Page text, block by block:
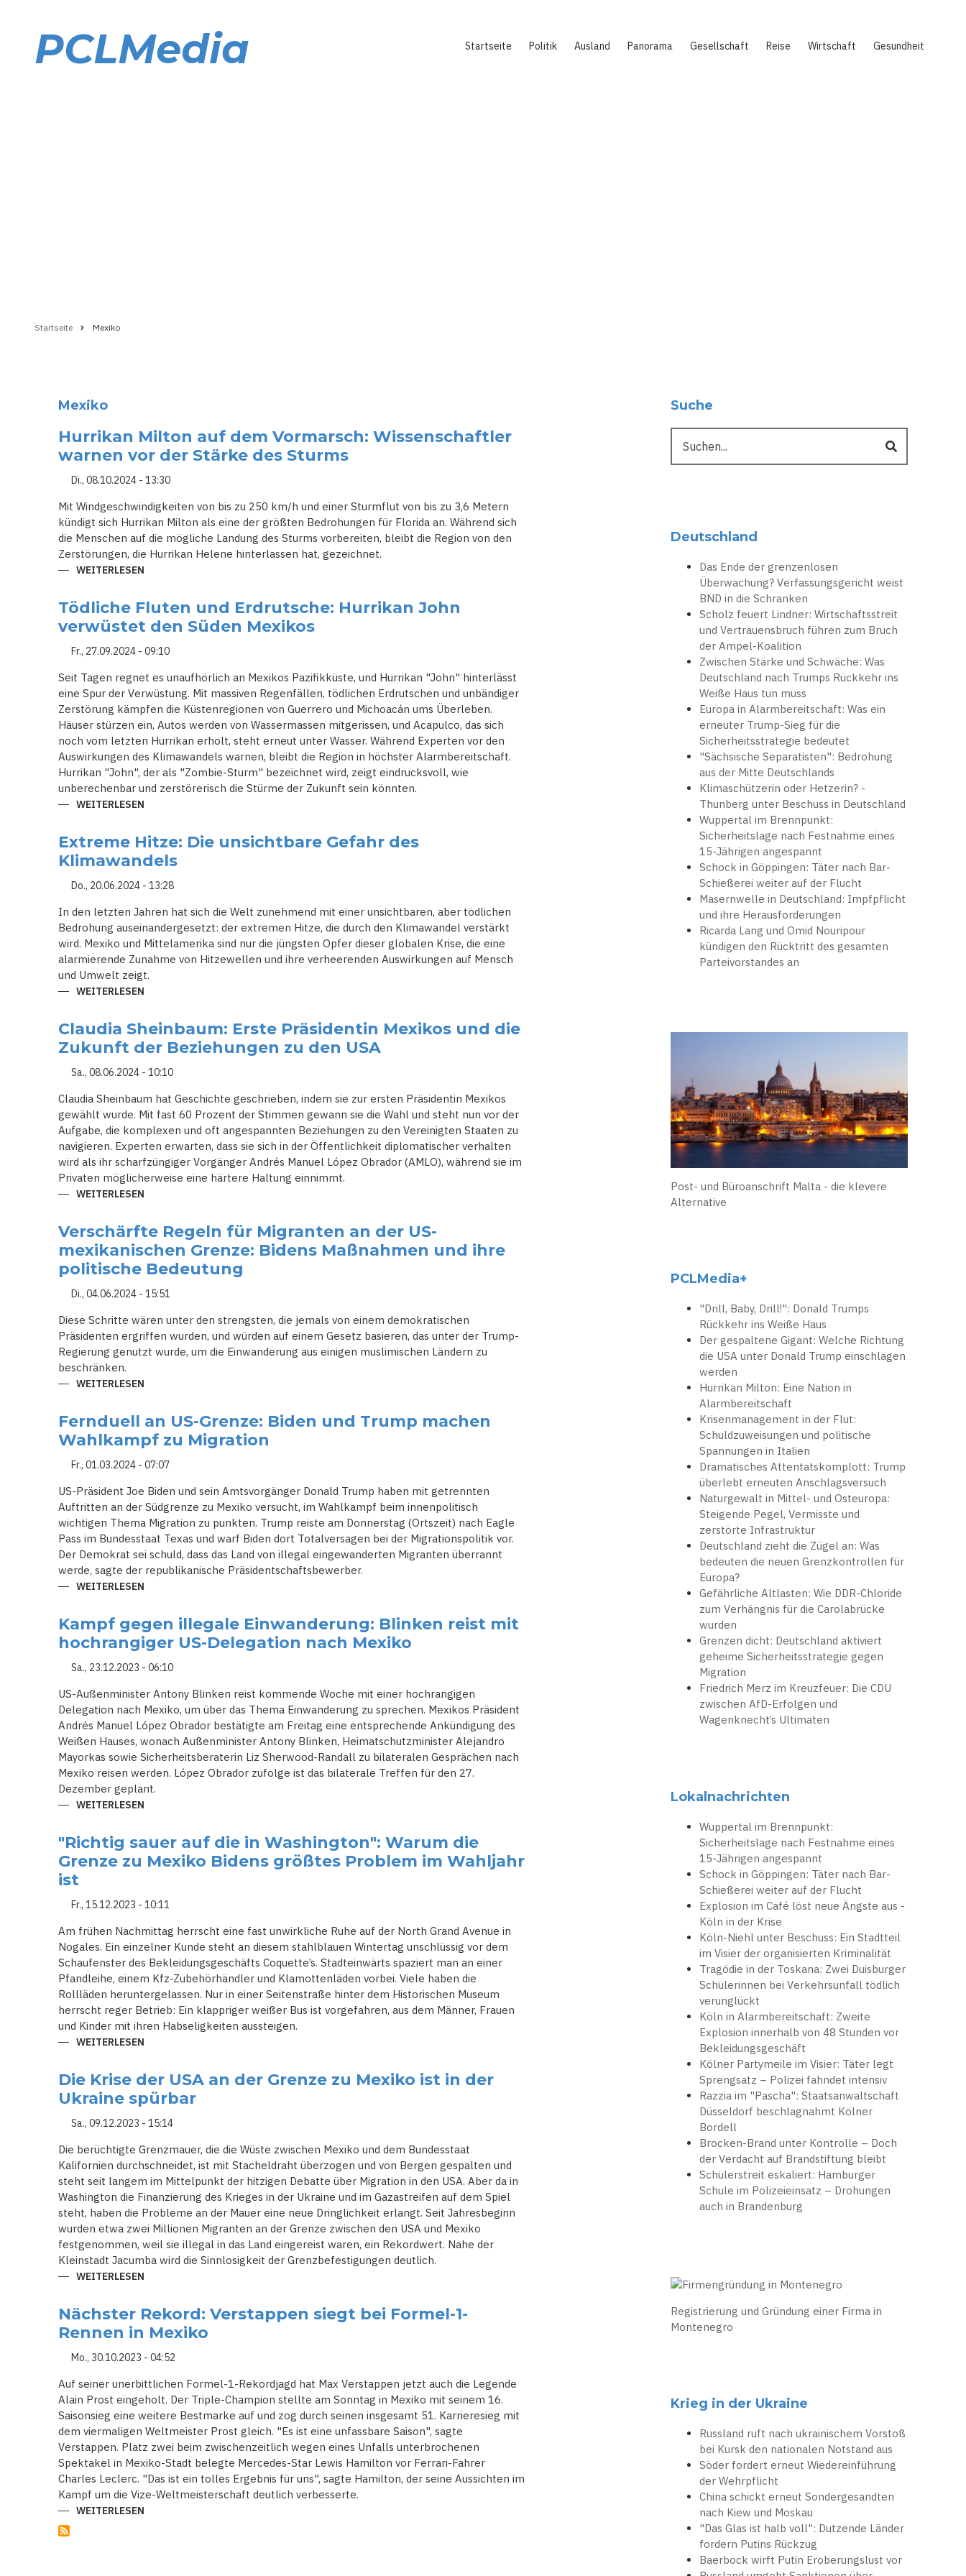
PCLMedia Startseite Politik Ausland Panorama Gesellschaft Reise Wirtschaft Gesundheit
Startseite Mexiko
Mexiko
Hurrikan Milton auf dem Vormarsch: Wissenschaftler
warnen vor der Stärke des Sturms
Di., 08.10.2024 - 13:30
Mit Windgeschwindigkeiten von bis zu 250 km/h und einer Sturmflut von bis zu 3,6 Metern
kündigt sich Hurrikan Milton als eine der größten Bedrohungen für Florida an. Während sich
die Menschen auf die mögliche Landung des Sturms vorbereiten, bleibt die Region von den
Zerstörungen, die Hurrikan Helene hinterlassen hat, gezeichnet.
WEITERLESEN
AUF
DEM
VORMARSCH:
WISSENSCHAFTLER
VOR
DES
STURMS
Tödliche Fluten und Erdrutsche: Hurrikan John
verwüstet den Süden Mexikos
Fr., 27.09.2024 - 09:10
Seit Tagen regnet es unaufhörlich an Mexikos Pazifikküste, und Hurrikan "John" hinterlässt
eine Spur der Verwüstung. Mit massiven Regenfällen, tödlichen Erdrutschen und unbändiger
Zerstörung kämpfen die Küstenregionen von Guerrero und Michoacán ums Überleben.
Häuser stürzen ein, Autos werden von Wassermassen mitgerissen, und Acapulco, das sich
noch vom letzten Hurrikan erholt, steht erneut unter Wasser. Während Experten vor den
Auswirkungen des Klimawandels warnen, bleibt die Region in höchster Alarmbereitschaft.
Hurrikan "John", der als "Zombie-Sturm" bezeichnet wird, zeigt eindrucksvoll, wie
unberechenbar und zerstörerisch die Stürme der Zukunft sein könnten.
WEITERLESEN
UND
ERDRUTSCHE:
HURRIKAN
JOHN
DEN
MEXIKOS
Extreme Hitze: Die unsichtbare Gefahr des
Klimawandels
Do., 20.06.2024 - 13:28
In den letzten Jahren hat sich die Welt zunehmend mit einer unsichtbaren, aber tödlichen
Bedrohung auseinandergesetzt: der extremen Hitze, die durch den Klimawandel verstärkt
wird. Mexiko und Mittelamerika sind nur die jüngsten Opfer dieser globalen Krise, die eine
alarmierende Zunahme von Hitzewellen und ihre verheerenden Auswirkungen auf Mensch
und Umwelt zeigt.
WEITERLESEN
DIE
UNSICHTBARE
GEFAHR
DES
Claudia Sheinbaum: Erste Präsidentin Mexikos und die
Zukunft der Beziehungen zu den USA
Sa., 08.06.2024 - 10:10
Claudia Sheinbaum hat Geschichte geschrieben, indem sie zur ersten Präsidentin Mexikos
gewählt wurde. Mit fast 60 Prozent der Stimmen gewann sie die Wahl und steht nun vor der
Aufgabe, die komplexen und oft angespannten Beziehungen zu den Vereinigten Staaten zu
navigieren. Experten erwarten, dass sie sich in der Öffentlichkeit diplomatischer verhalten
wird als ihr scharfzüngiger Vorgänger Andrés Manuel López Obrador (AMLO), während sie im
Privaten möglicherweise eine härtere Haltung einnimmt.
WEITERLESEN
ERSTE
PRÄSIDENTIN
MEXIKOS
UND
DIE
ZUKUNFT
BEZIEHUNGEN
USA
Verschärfte Regeln für Migranten an der US-
mexikanischen Grenze: Bidens Maßnahmen und ihre
politische Bedeutung
Di., 04.06.2024 - 15:51
Diese Schritte wären unter den strengsten, die jemals von einem demokratischen
Präsidenten ergriffen wurden, und würden auf einem Gesetz basieren, das unter der Trump-
Regierung genutzt wurde, um die Einwanderung aus einigen muslimischen Ländern zu
beschränken.
WEITERLESEN
MIGRANTEN
AN
DER
MEXIKANISCHEN
BIDENS
MASSNAHMEN U
ND I
HRE P
OLITISCHE B
EDEUTUNG
Fernduell an US-Grenze: Biden und Trump machen
Wahlkampf zu Migration
Fr., 01.03.2024 - 07:07
US-Präsident Joe Biden und sein Amtsvorgänger Donald Trump haben mit getrennten
Auftritten an der Südgrenze zu Mexiko versucht, im Wahlkampf beim innenpolitisch
wichtigen Thema Migration zu punkten. Trump reiste am Donnerstag (Ortszeit) nach Eagle
Pass im Bundesstaat Texas und warf Biden dort Totalversagen bei der Migrationspolitik vor.
Der Demokrat sei schuld, dass das Land von illegal eingewanderten Migranten überrannt
werde, sagte der republikanische Präsidentschaftsbewerber.
WEITERLESEN
GRENZE:
BIDEN
UND
MACHEN
ZU
MIGRATION
Kampf gegen illegale Einwanderung: Blinken reist mit
hochrangiger US-Delegation nach Mexiko
Sa., 23.12.2023 - 06:10
US-Außenminister Antony Blinken reist kommende Woche mit einer hochrangigen
Delegation nach Mexiko, um über das Thema Einwanderung zu sprechen. Mexikos Präsident
Andrés Manuel López Obrador bestätigte am Freitag eine entsprechende Ankündigung des
Weißen Hauses, wonach Außenminister Antony Blinken, Heimatschutzminister Alejandro
Mayorkas sowie Sicherheitsberaterin Liz Sherwood-Randall zu bilateralen Gesprächen nach
Mexiko reisen werden. López Obrador zufolge ist das bilaterale Treffen für den 27.
Dezember geplant.
WEITERLESEN
EINWANDERUNG:
BLINKEN
REIST
DELEGATION
MEXIKO
"Richtig sauer auf die in Washington": Warum die
Grenze zu Mexiko Bidens größtes Problem im Wahljahr
ist
Fr., 15.12.2023 - 10:11
Am frühen Nachmittag herrscht eine fast unwirkliche Ruhe auf der North Grand Avenue in
Nogales. Ein einzelner Kunde steht an diesem stahlblauen Wintertag unschlüssig vor dem
Schaufenster des Bekleidungsgeschäfts Coquette’s. Stadteinwärts spaziert man an einer
Pfandleihe, einem Kfz-Zubehörhändler und Klamottenläden vorbei. Viele haben die
Rollläden heruntergelassen. Nur in einer Seitenstraße hinter dem Historischen Museum
herrscht reger Betrieb: Ein klappriger weißer Bus ist vorgefahren, aus dem Männer, Frauen
und Kinder mit ihren Habseligkeiten aussteigen.
WEITERLESEN
AUF
DIE
IN
WASHINGTON":
DIE
MEXIKO
BIDENS
GRÖSSTES P
ROBLEM I
M W
AHLJAHR I
ST
Die Krise der USA an der Grenze zu Mexiko ist in der
Ukraine spürbar
Sa., 09.12.2023 - 15:14
Die berüchtigte Grenzmauer, die die Wüste zwischen Mexiko und dem Bundesstaat
Kalifornien durchschneidet, ist mit Stacheldraht überzogen und von Bergen gespalten und
steht seit langem im Mittelpunkt der hitzigen Debatte über Migration in den USA. Aber da in
Washington die Finanzierung des Krieges in der Ukraine und im Gazastreifen auf dem Spiel
steht, haben die Probleme an der Mauer eine neue Dringlichkeit erlangt. Seit Jahresbeginn
wurden etwa zwei Millionen Migranten an der Grenze zwischen den USA und Mexiko
festgenommen, weil sie illegal in das Land eingereist waren, ein Rekordwert. Nahe der
Kleinstadt Jacumba wird die Sinnlosigkeit der Grenzbefestigungen deutlich.
WEITERLESEN
DER
USA
AN
DER
ZU
IST
IN
DER
UKRAINE
SPÜRBAR
Nächster Rekord: Verstappen siegt bei Formel-1-
Rennen in Mexiko
Mo., 30.10.2023 - 04:52
Auf seiner unerbittlichen Formel-1-Rekordjagd hat Max Verstappen jetzt auch die Legende
Alain Prost eingeholt. Der Triple-Champion stellte am Sonntag in Mexiko mit seinem 16.
Saisonsieg eine weitere Bestmarke auf und zog durch seinen insgesamt 51. Karrieresieg mit
dem viermaligen Weltmeister Prost gleich. "Es ist eine unfassbare Saison", sagte
Verstappen. Platz zwei beim zwischenzeitlich wegen eines Unfalls unterbrochenen
Spektakel in Mexiko-Stadt belegte Mercedes-Star Lewis Hamilton vor Ferrari-Fahrer
Charles Leclerc. "Das ist ein tolles Ergebnis für uns", sagte Hamilton, der seine Aussichten im
Kampf um die Vize-Weltmeisterschaft deutlich verbesserte.
WEITERLESEN
Suche
Deutschland
Das Ende der grenzenlosen
Überwachung? Verfassungsgericht weist
BND in die Schranken
Scholz feuert Lindner: Wirtschaftsstreit
und Vertrauensbruch führen zum Bruch
der Ampel-Koalition
Zwischen Stärke und Schwäche: Was
Deutschland nach Trumps Rückkehr ins
Weiße Haus tun muss
Europa in Alarmbereitschaft: Was ein
erneuter Trump-Sieg für die
Sicherheitsstrategie bedeutet
"Sächsische Separatisten": Bedrohung
aus der Mitte Deutschlands
Klimaschützerin oder Hetzerin? -
Thunberg unter Beschuss in Deutschland
Wuppertal im Brennpunkt:
Sicherheitslage nach Festnahme eines
15-Jährigen angespannt
Schock in Göppingen: Täter nach Bar-
Schießerei weiter auf der Flucht
Masernwelle in Deutschland: Impfpflicht
und ihre Herausforderungen
Ricarda Lang und Omid Nouripour
kündigen den Rücktritt des gesamten
Parteivorstandes an
Post- und Büroanschrift Malta - die klevere
Alternative
PCLMedia+
"Drill, Baby, Drill!": Donald Trumps
Rückkehr ins Weiße Haus
Der gespaltene Gigant: Welche Richtung
die USA unter Donald Trump einschlagen
werden
Hurrikan Milton: Eine Nation in
Alarmbereitschaft
Krisenmanagement in der Flut:
Schuldzuweisungen und politische
Spannungen in Italien
Dramatisches Attentatskomplott: Trump
überlebt erneuten Anschlagsversuch
Naturgewalt in Mittel- und Osteuropa:
Steigende Pegel, Vermisste und
zerstörte Infrastruktur
Deutschland zieht die Zügel an: Was
bedeuten die neuen Grenzkontrollen für
Europa?
Gefährliche Altlasten: Wie DDR-Chloride
zum Verhängnis für die Carolabrücke
wurden
Grenzen dicht: Deutschland aktiviert
geheime Sicherheitsstrategie gegen
Migration
Friedrich Merz im Kreuzfeuer: Die CDU
zwischen AfD-Erfolgen und
Wagenknecht’s Ultimaten
Lokalnachrichten
Wuppertal im Brennpunkt:
Sicherheitslage nach Festnahme eines
15-Jährigen angespannt
Schock in Göppingen: Täter nach Bar-
Schießerei weiter auf der Flucht
Explosion im Café löst neue Ängste aus -
Köln in der Krise
Köln-Niehl unter Beschuss: Ein Stadtteil
im Visier der organisierten Kriminalität
Tragödie in der Toskana: Zwei Duisburger
Schülerinnen bei Verkehrsunfall tödlich
verunglückt
Köln in Alarmbereitschaft: Zweite
Explosion innerhalb von 48 Stunden vor
Bekleidungsgeschäft
Kölner Partymeile im Visier: Täter legt
Sprengsatz – Polizei fahndet intensiv
Razzia im "Pascha": Staatsanwaltschaft
Düsseldorf beschlagnahmt Kölner
Bordell
Brocken-Brand unter Kontrolle – Doch
der Verdacht auf Brandstiftung bleibt
Schülerstreit eskaliert: Hamburger
Schule im Polizeieinsatz – Drohungen
auch in Brandenburg
Registrierung und Gründung einer Firma in
Montenegro
Krieg in der Ukraine
Russland ruft nach ukrainischem Vorstoß
bei Kursk den nationalen Notstand aus
Söder fordert erneut Wiedereinführung
der Wehrpflicht
China schickt erneut Sondergesandten
nach Kiew und Moskau
"Das Glas ist halb voll": Dutzende Länder
fordern Putins Rückzug
Baerbock wirft Putin Eroberungslust vor